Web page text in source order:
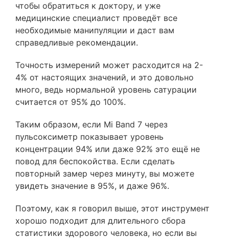
чтобы обратиться к доктору, и уже
медицинские специалист проведёт все
необходимые манипуляции и даст вам
справедливые рекомендации.
Точность измерений может расходится на 2-
4% от настоящих значений, и это довольно
много, ведь нормальной уровень сатурации
считается от 95% до 100%.
Таким образом, если Mi Band 7 через
пульсоксиметр показывает уровень
концентрации 94% или даже 92% это ещё не
повод для беспокойства. Если сделать
повторный замер через минуту, вы можете
увидеть значение в 95%, и даже 96%.
Поэтому, как я говорил выше, этот инструмент
хорошо подходит для длительного сбора
статистики здорового человека, но если вы